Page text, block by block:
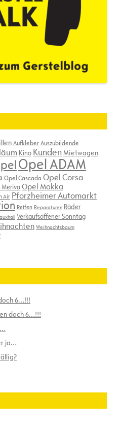
AufkleberAuszubildende
Kino KundenMietwagen
Opel ADAM
Opel Cascada Opel Corsa
Opel Mokka
Air Pforzheimer Automarkt
Reifen Reparaturen Räder
Verkaufsoffener Sonntag
Weihnachtsbaum
6…!!!
doch 6…!!!
ja…